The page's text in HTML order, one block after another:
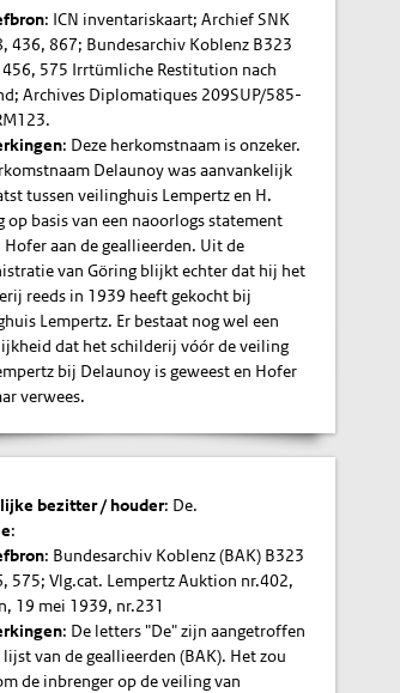
: ICN inventariskaart; Archief SNK
436, 867; Bundesarchiv Koblenz B323
575 Irrtümliche Restitution nach
Archives Diplomatiques 209SUP/585-
: Deze herkomstnaam is onzeker.
Delaunoy was aanvankelijk
tussen veilinghuis Lempertz en H.
op basis van een naoorlogs statement
Hofer aan de geallieerden. Uit de
van Göring blijkt echter dat hij het
reeds in 1939 heeft gekocht bij
Lempertz. Er bestaat nog wel een
dat het schilderij vóór de veiling
bij Delaunoy is geweest en Hofer
verwees.
bezitter / houder: De.
:
: Bundesarchiv Koblenz (BAK) B323
575; Vlg.cat. Lempertz Auktion nr.402,
19 mei 1939, nr.231
: De letters "De" zijn aangetroffen
lijst van de geallieerden (BAK). Het zou
de inbrenger op de veiling van